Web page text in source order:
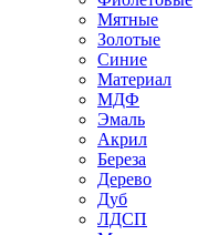
Мятные
Золотые
Синие
Материал
МДФ
Эмаль
Акрил
Береза
Дерево
Дуб
ЛДСП